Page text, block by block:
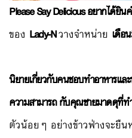
Please Say Delicious อยากได้ยิน
ของ Lady-Nวางจำหน่าย เดือ
นิยายเกี่ยวกับคนชอบทำอาหารแล
ความสามารถ กับคุณชายมาดดุที่ท
ตัวน้อยๆ อย่างข้าวฟ่างจะยืน